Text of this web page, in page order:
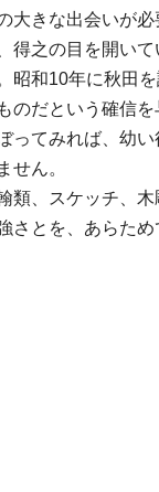
きな出会いが
之の目を開い
和10年に秋田
だという確信
てみれば、幼
せん。
、スケッチ、
とを、あらため